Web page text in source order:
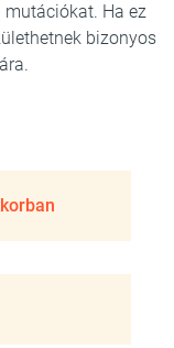
mutációkat. Ha ez
bizonyos